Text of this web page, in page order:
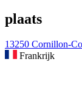
plaats
13250 Cornillon-
Frankrijk